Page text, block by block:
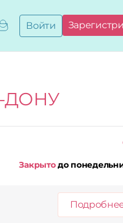
Добавить,
Запросы
Войти
ДОНУ
Закрытодо